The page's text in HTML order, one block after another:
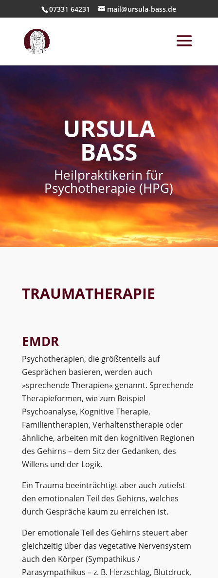
07331 64231 mail@ursula-bass.de
URSULA
BASS
Heilpraktikerin für
Psychotherapie (HPG)
TRAUMATHERAPIE
EMDR
Psychotherapien, die größtenteils auf
Gesprächen basieren, werden auch
»sprechende Therapien« genannt. Sprechende
Therapieformen, wie zum Beispiel
Psychoanalyse, Kognitive Therapie,
Familientherapien, Verhaltenstherapie oder
ähnliche, arbeiten mit den kognitiven Regionen
des Gehirns – dem Sitz der Gedanken, des
Willens und der Logik.
Ein Trauma beeinträchtigt aber auch zutiefst
den emotionalen Teil des Gehirns, welches
durch Gespräche kaum zu erreichen ist.
Der emotionale Teil des Gehirns steuert aber
gleichzeitig über das vegetative Nervensystem
auch den Körper (Sympathikus /
Parasympathikus – z. B. Herzschlag, Blutdruck,